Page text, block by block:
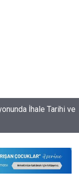
İhale Tarihi ve